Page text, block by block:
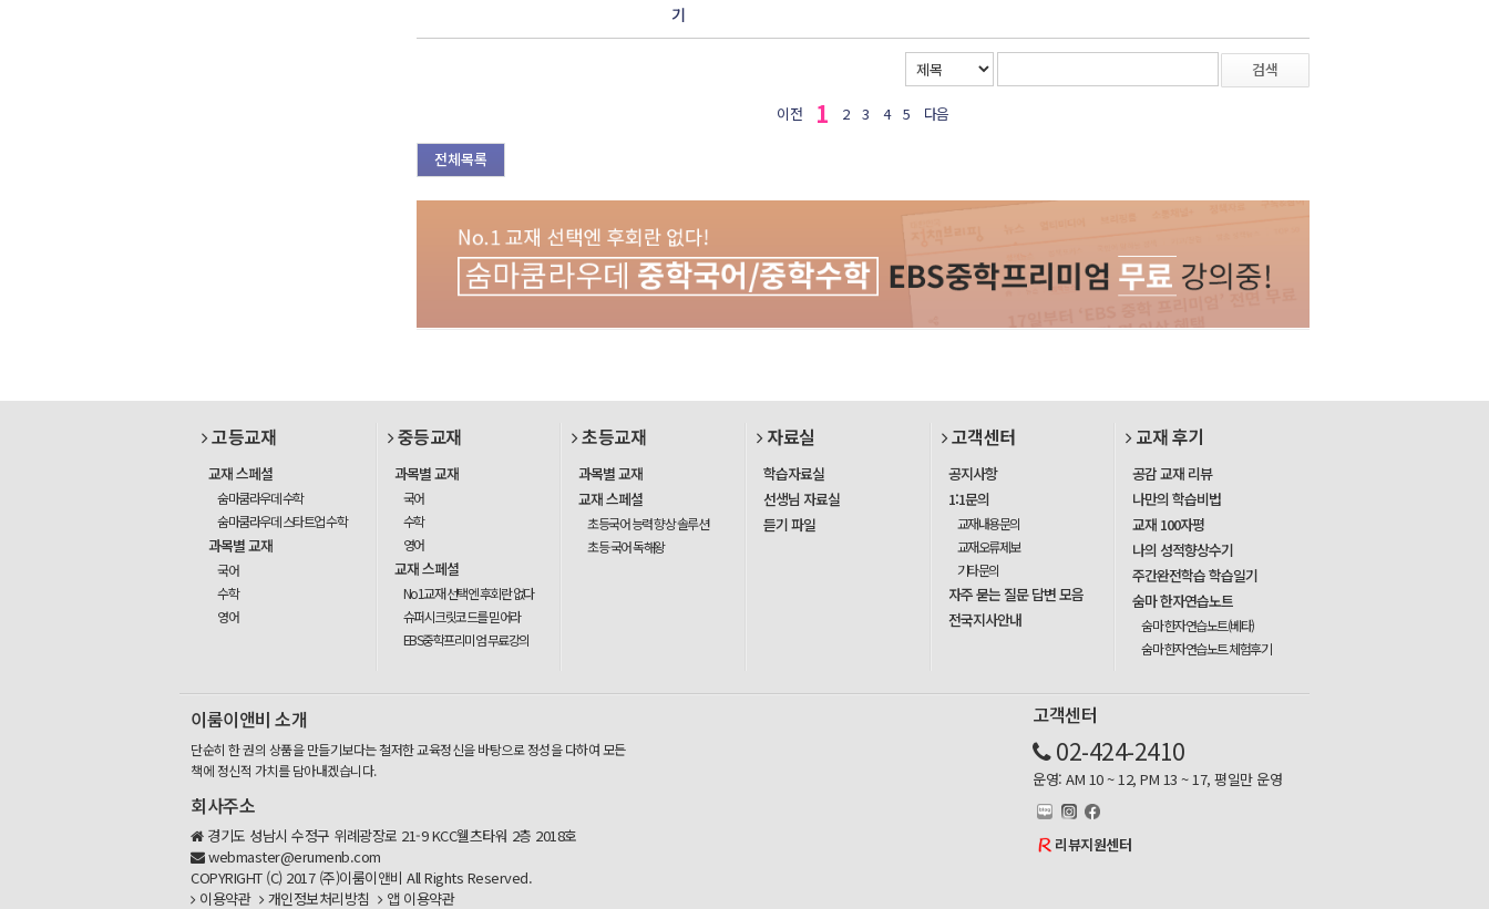
기
검색
이전 1 2 3 4 5 다음
전체목록
고등교재
교재 스페셜
숨마쿰라우데 수학
숨마쿰라우데 스타트업 수학
과목별 교재
국어
수학
영어
중등교재
과목별 교재
국어
수학
영어
교재 스페셜
No1교재 선택엔 후회란 없다
슈퍼시크릿코드를 믿어라
EBS중학프리미엄 무료강의
초등교재
과목별 교재
교재 스페셜
초등국어 능력 향상 솔루션
초등 국어 독해왕
자료실
학습자료실
선생님 자료실
듣기 파일
고객센터
공지사항
1:1문의
교재내용문의
교재오류제보
기타문의
자주 묻는 질문 답변 모음
전국지사안내
교재 후기
공감 교재 리뷰
나만의 학습비법
교재 100자평
나의 성적향상수기
주간완전학습 학습일기
숨마 한자연습노트
숨마 한자연습노트(베타)
숨마 한자연습노트 체험후기
이룸이앤비 소개
단순히 한 권의 상품을 만들기보다는 철저한 교육정신을 바탕으로 정성을 다하여 모든
책에 정신적 가치를 담아내겠습니다.
회사주소
경기도 성남시 수정구 위례광장로 21-9 KCC웰츠타워 2층 2018호
webmaster@erumenb.com
COPYRIGHT (C) 2017 (주)이룸이앤비 All Rights Reserved.
이용약관
개인정보처리방침 앱 이용약관
고객센터
02-424-2410
운영: AM 10 ~ 12, PM 13 ~ 17, 평일만 운영
리뷰지원센터